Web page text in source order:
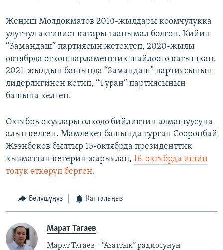
Жеңиш Молдокматов 2010-жылдары коомчулукка
улутчул активист катары таанымал болгон. Кийин
“Замандаш” партиясын жетектеп, 2020-жылы
октябрда өткөн парламенттик шайлоого катышкан.
2021-жылдын башында “Замандаш” партиясынын
лидерлигинен кетип, “Туран” партиясынын
башына келген.
Октябрь окуялары өлкөдө бийликтин алмашуусуна
алып келген. Мамлекет башында турган Сооронбай
Жээнбеков былтыр 15-октябрда президенттик
кызматтан кетерин жарыялап, 16-октябрда ишин
толук өткөрүп берген.
Бөлүшүңүз Катталыңыз
Марат Тагаев
Марат Тагаев – “Азаттык” радиосунун